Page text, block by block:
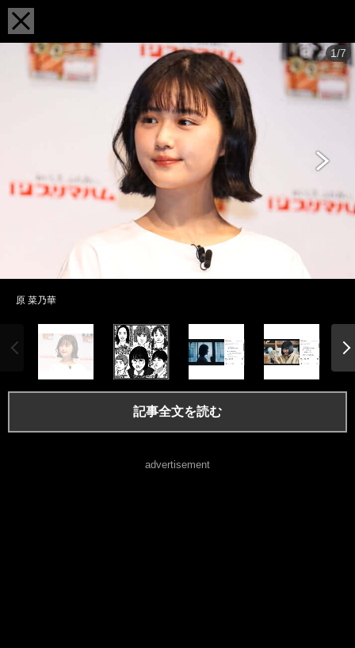
1/7
原 菜乃華
記事全文を読む
advertisement